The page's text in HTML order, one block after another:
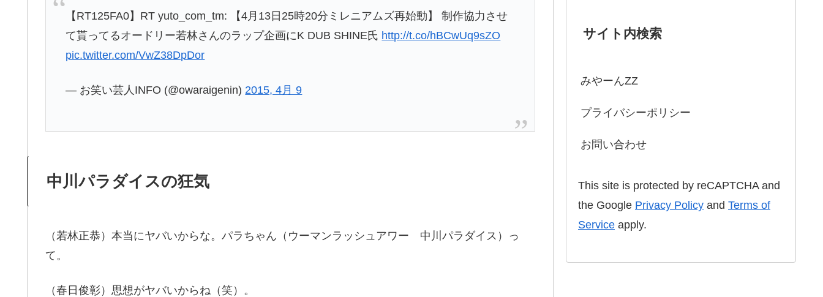
【RT125FA0】RT yuto_com_tm: 【4月13日25時20分ミレニアムズ再始動】 制作協力させ
て貰ってるオードリー若林さんのラップ企画にK DUB SHINE氏 http://t.co/hBCwUq9sZO
pic.twitter.com/VwZ38DpDor
— お笑い芸人INFO (@owaraigenin) 2015, 4月 9
中川パラダイスの狂気
（若林正恭）本当にヤバいからな。パラちゃん（ウーマンラッシュアワー 中川パラダイス）っ
て。
（春日俊彰）思想がヤバいからね（笑）。
サイト内検索
みやーんZZ
プライバシーポリシー
お問い合わせ
This site is protected by reCAPTCHA and
the Google Privacy Policy and Terms of
Service apply.